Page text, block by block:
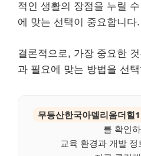
적인 생활의 장점을 누릴
에 맞는 선택이 중요합니다.
결론적으로, 가장 중요한
과 필요에 맞는 방법을 선
무등산한국아델리움더힐
를 확인
교육 환경과 개발